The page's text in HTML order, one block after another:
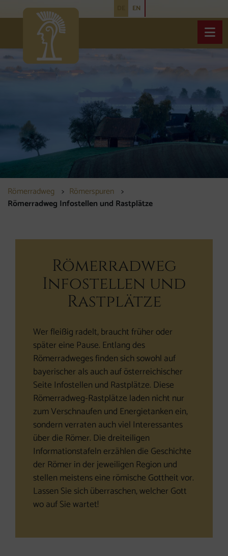
Inhalt [1]
Navigation [2] EN
Römerradweg
Römerspuren
Römerradweg Infostellen und Rastplätze
Römerradweg
Römerradweg
Infostellen und
Rastplätze
Wer fleißig radelt, braucht früher oder
später eine Pause. Entlang des
Römerradweges finden sich sowohl auf
bayerischer als auch auf österreichischer
Seite Infostellen und Rastplätze. Diese
Römerradweg-Rastplätze laden nicht nur
zum Verschnaufen und Energietanken ein,
sondern verraten auch viel Interessantes
über die Römer. Die dreiteiligen
Informationstafeln erzählen die Geschichte
der Römer in der jeweiligen Region und
stellen meistens eine römische Gottheit vor.
Lassen Sie sich überraschen, welcher Gott
wo auf Sie wartet!